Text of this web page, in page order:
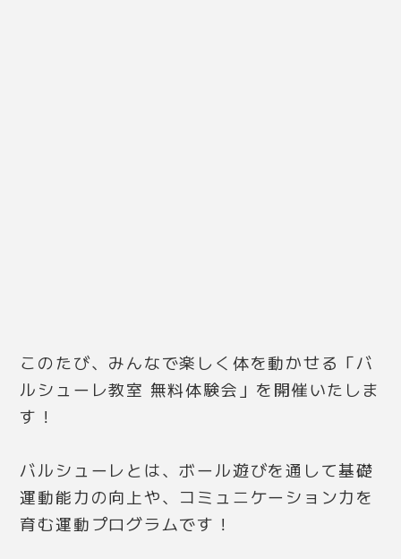
このたび、みんなで楽しく体を動かせる「バ
ルシューレ教室 無料体験会」を開催いたしま
す！
バルシューレとは、ボール遊びを通して基礎
運動能力の向上や、コミュニケーション力を
育む運動プログラムです！